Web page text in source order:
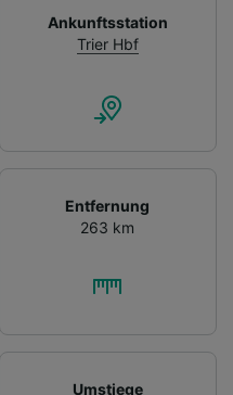
Ankunftsstation
Trier Hbf
Entfernung
263 km
Umstiege